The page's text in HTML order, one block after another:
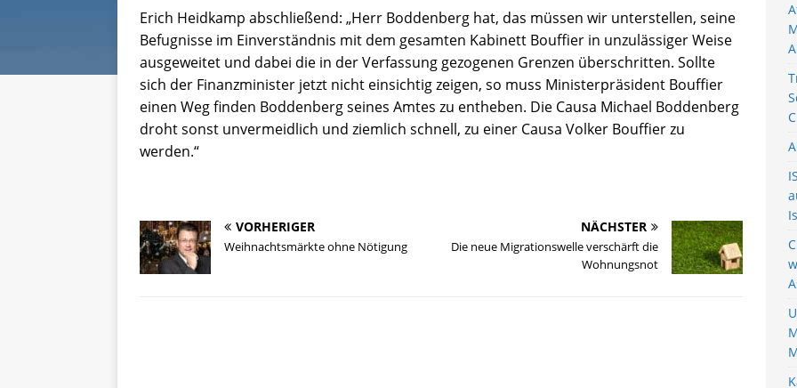
Erich Heidkamp abschließend: „Herr Boddenberg hat, das müssen wir unterstellen, seine
Befugnisse im Einverständnis mit dem gesamten Kabinett Bouffier in unzulässiger Weise
ausgeweitet und dabei die in der Verfassung gezogenen Grenzen überschritten. Sollte
sich der Finanzminister jetzt nicht einsichtig zeigen, so muss Ministerpräsident Bouffier
einen Weg finden Boddenberg seines Amtes zu entheben. Die Causa Michael Boddenberg
droht sonst unvermeidlich und ziemlich schnell, zu einer Causa Volker Bouffier zu
werden.“
VORHERIGER
Weihnachtsmärkte ohne Nötigung
NÄCHSTER
Die neue Migrationswelle verschärft die
Wohnungsnot